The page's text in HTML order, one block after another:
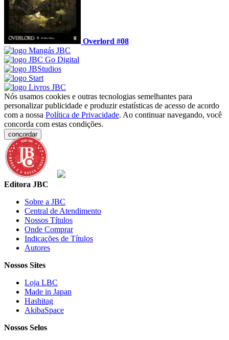
Overlord #08
Nós usamos cookies e outras tecnologias semelhantes para
personalizar publicidade e produzir estatísticas de acesso de acordo
com a nossa Política de Privacidade. Ao continuar navegando, você
concorda com estas condições.
concordar
Editora JBC
Sobre a JBC
Central de Atendimento
Nossos Títulos
Onde Comprar
Indicações de Títulos
Autores
Nossos Sites
Loja LBC
Made in Japan
Hashitag
AkibaSpace
Nossos Selos